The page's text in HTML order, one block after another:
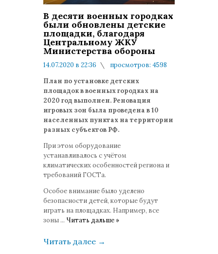
В десяти военных городках
были обновлены детские
площадки, благодаря
Центральному ЖКУ
Министерства обороны
14.07.2020 в 22:36
просмотров: 4598
План по установке детских
площадок в военных городках на
2020 год выполнен. Реновация
игровых зон была проведена в 10
населенных пунктах на территории
разных субъектов РФ.
При этом оборудование
устанавливалось с учётом
климатических особенностей региона и
требований ГОСТа.
Особое внимание было уделено
безопасности детей, которые будут
играть на площадках. Например, все
зоны ... Читать дальше »
Читать далее →